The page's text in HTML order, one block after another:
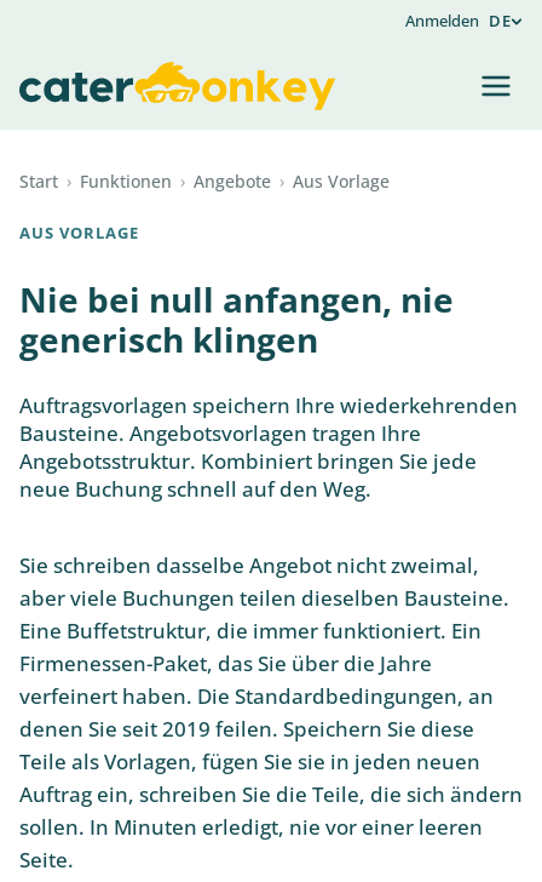
Anmelden DE
Start › Funktionen › Angebote › Aus Vorlage
AUS VORLAGE
Nie bei null anfangen, nie
generisch klingen
Auftragsvorlagen speichern Ihre wiederkehrenden
Bausteine. Angebotsvorlagen tragen Ihre
Angebotsstruktur. Kombiniert bringen Sie jede
neue Buchung schnell auf den Weg.
Sie schreiben dasselbe Angebot nicht zweimal,
aber viele Buchungen teilen dieselben Bausteine.
Eine Buffetstruktur, die immer funktioniert. Ein
Firmenessen-Paket, das Sie über die Jahre
verfeinert haben. Die Standardbedingungen, an
denen Sie seit 2019 feilen. Speichern Sie diese
Teile als Vorlagen, fügen Sie sie in jeden neuen
Auftrag ein, schreiben Sie die Teile, die sich ändern
sollen. In Minuten erledigt, nie vor einer leeren
Seite.